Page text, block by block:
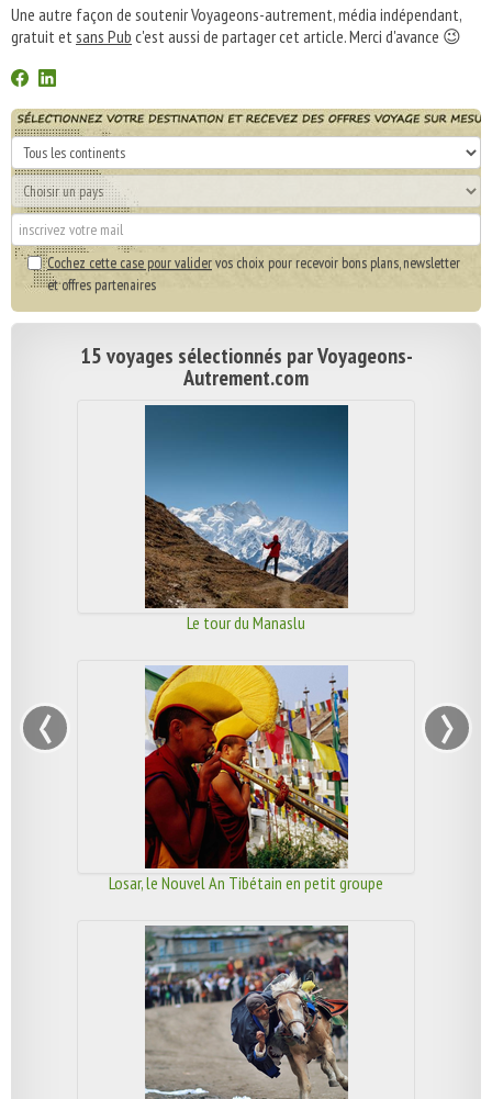
Une autre façon de soutenir Voyageons-autrement, média indépendant,
gratuit etsans Pub c'est aussi de partager cet article. Merci d'avance 😉
Cochez cette case pour validervos choix pour recevoir bons plans, newsletter
et offres partenaires
15 voyages sélectionnés par Voyageons-
Autrement.com
Le tour du Manaslu
Losar, le Nouvel An Tibétain en petit groupe
‹ ›